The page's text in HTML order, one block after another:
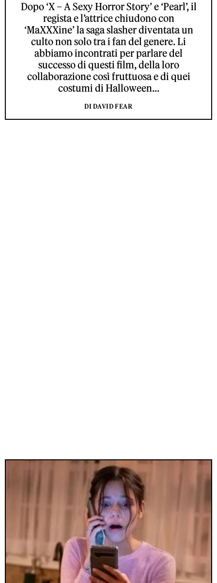
Dopo ‘X – A Sexy Horror Story’ e ‘Pearl’, il
regista e l’attrice chiudono con
‘MaXXXine’ la saga slasher diventata un
culto non solo tra i fan del genere. Li
abbiamo incontrati per parlare del
successo di questi film, della loro
collaborazione così fruttuosa e di quei
costumi di Halloween...
DI DAVID FEAR